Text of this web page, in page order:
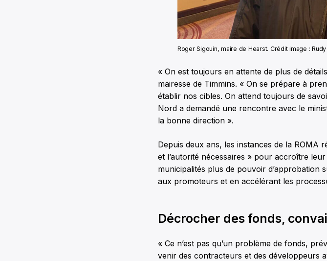
Roger Sigouin, maire de Hearst. Crédit image :
« On est toujours en attente de plus de
mairesse de Timmins. « On se prépare à
établir nos cibles. On attend toujours de
Nord a demandé une rencontre avec le
la bonne direction ».
Depuis deux ans, les instances de la ROMA
et l’autorité nécessaires » pour accroître
municipalités plus de pouvoir d’approbation
aux promoteurs et en accélérant les
Décrocher des fonds,
« Ce n’est pas qu’un problème de fonds,
venir des contracteurs et des développeurs